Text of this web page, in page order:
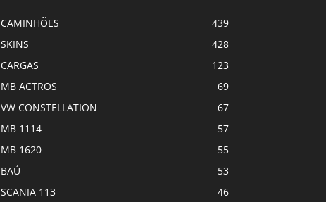
CAMINHÕES
439
SKINS
428
CARGAS
123
MB ACTROS
69
VW CONSTELLATION
67
MB 1114
57
MB 1620
55
BAÚ
53
SCANIA 113
46